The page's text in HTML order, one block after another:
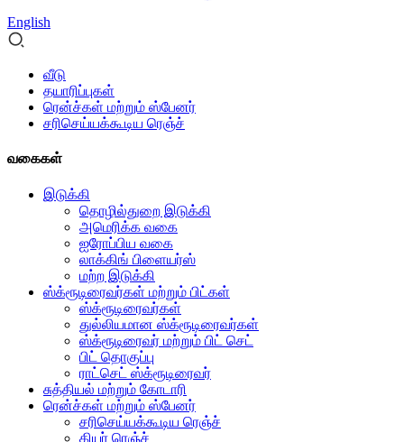
English
வீடு
தயாரிப்புகள்
ரென்ச்கள் மற்றும் ஸ்பேனர்
சரிசெய்யக்கூடிய ரெஞ்ச்
வகைகள்
இடுக்கி
தொழில்துறை இடுக்கி
அமெரிக்க வகை
ஐரோப்பிய வகை
லாக்கிங் பிளையர்ஸ்
மற்ற இடுக்கி
ஸ்க்ரூடிரைவர்கள் மற்றும் பிட்கள்
ஸ்க்ரூடிரைவர்கள்
துல்லியமான ஸ்க்ரூடிரைவர்கள்
ஸ்க்ரூடிரைவர் மற்றும் பிட் செட்
பிட் தொகுப்பு
ராட்செட் ஸ்க்ரூடிரைவர்
சுத்தியல் மற்றும் கோடாரி
ரென்ச்கள் மற்றும் ஸ்பேனர்
சரிசெய்யக்கூடிய ரெஞ்ச்
கியர் ரெஞ்ச்